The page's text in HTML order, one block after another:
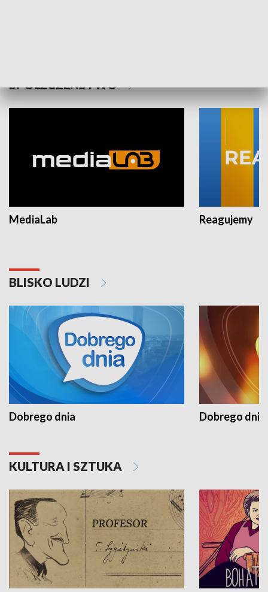
SPOŁECZEŃSTWO
MediaLab Reagujemy
BLISKO LUDZI
Dobrego dnia Dobrego dnia
KULTURA I SZTUKA